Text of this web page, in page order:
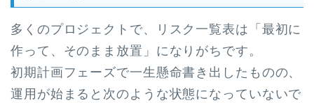
多くのプロジェクトで、リスク一覧表は「最初に
作って、そのまま放置」になりがちです。
初期計画フェーズで一生懸命書き出したものの、
運用が始まると次のような状態になっていないで